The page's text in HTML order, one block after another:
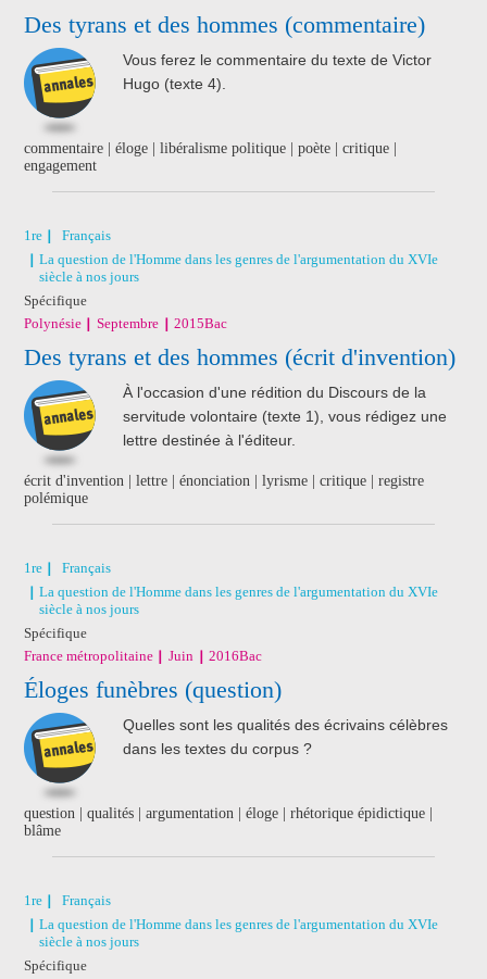
Nathan
Des tyrans et des hommes (commentaire)
Vous ferez le commentaire du texte de Victor
Hugo (texte 4).
commentaire | éloge | libéralisme politique | poète | critique |
engagement
1re
Français
La question de l'Homme dans les genres de l'argumentation du XVIe
siècle à nos jours
Spécifique
Polynésie
Septembre 2015Bac
Des tyrans et des hommes (écrit d'invention)
À l'occasion d'une rédition du Discours de la
servitude volontaire (texte 1), vous rédigez une
lettre destinée à l'éditeur.
écrit d'invention | lettre | énonciation | lyrisme | critique | registre
polémique
1re
Français
La question de l'Homme dans les genres de l'argumentation du XVIe
siècle à nos jours
Spécifique
France métropolitaine
Juin 2016Bac
Éloges funèbres (question)
Quelles sont les qualités des écrivains célèbres
dans les textes du corpus ?
question | qualités | argumentation | éloge | rhétorique épidictique |
blâme
1re
Français
La question de l'Homme dans les genres de l'argumentation du XVIe
siècle à nos jours
Spécifique